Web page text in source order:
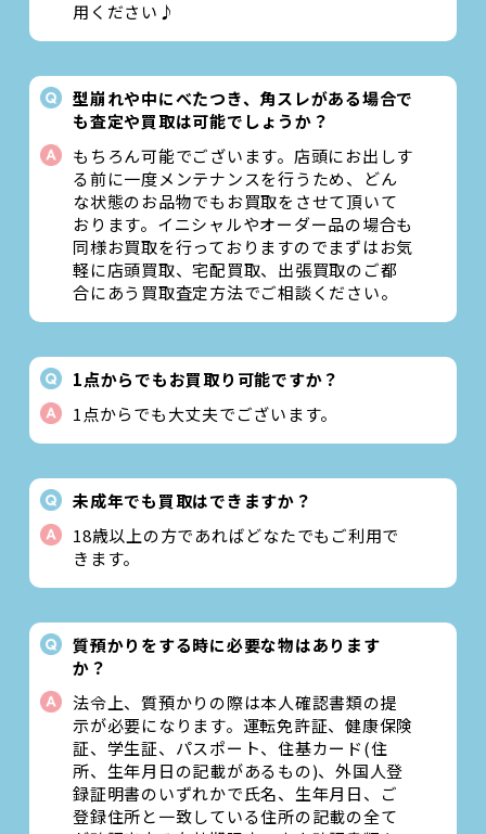
用ください♪
型崩れや中にべたつき、角スレがある場合で
も査定や買取は可能でしょうか？
もちろん可能でございます。店頭にお出しす
る前に一度メンテナンスを行うため、どん
な状態のお品物でもお買取をさせて頂いて
おります。イニシャルやオーダー品の場合も
同様お買取を行っておりますのでまずはお気
軽に店頭買取、宅配買取、出張買取のご都
合にあう買取査定方法でご相談ください。
1点からでもお買取り可能ですか？
1点からでも大丈夫でございます。
未成年でも買取はできますか？
18歳以上の方であればどなたでもご利用で
きます。
質預かりをする時に必要な物はあります
か？
法令上、質預かりの際は本人確認書類の提
示が必要になります。運転免許証、健康保険
証、学生証、パスポート、住基カード(住
所、生年月日の記載があるもの)、外国人登
録証明書のいずれかで氏名、生年月日、ご
登録住所と一致している住所の記載の全て